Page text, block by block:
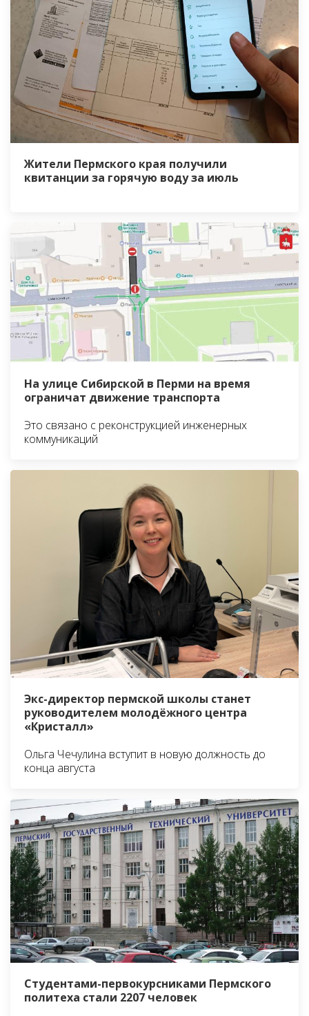
Жители Пермского края получили
квитанции за горячую воду за июль
На улице Сибирской в Перми на время
ограничат движение транспорта
Это связано с реконструкцией инженерных
коммуникаций
Экс-директор пермской школы станет
руководителем молодёжного центра
«Кристалл»
Ольга Чечулина вступит в новую должность до
конца августа
Студентами-первокурсниками Пермского
политеха стали 2207 человек